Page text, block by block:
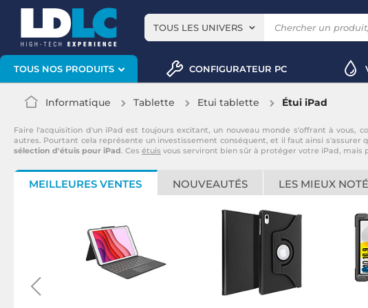
TOUS LES UNIVERS
TOUS NOS PRODUITS CONFIGURATEUR PC
Informatique Tablette Etui tablette Étui iPad
Faire l'acquisition d'un iPad est toujours excitant, un nouveau monde s'offrant à
autres. Pourtant cela représente un investissement conséquent, et il faut ainsi s'assurer
sélection d'étuis pour iPad. Ces étuis vous serviront bien sûr à protéger votre iPad,
MEILLEURES VENTES NOUVEAUTÉS LES MIEUX